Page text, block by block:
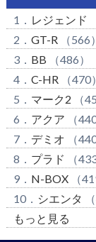
1． レジェンド
2． GT-R （566）
3． BB （486）
4． C-HR （470）
5． マーク2 （
6． アクア （440
7． デミオ （440
8． プラド
（433
9． N-BOX（
10．
シエンタ
もっと見る